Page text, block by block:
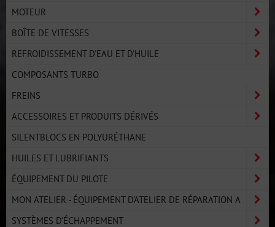
MOTEUR
BOÎTE DE VITESSES
REFROIDISSEMENT D'EAU ET D'HUILE
COMPOSANTS TURBO
FREINS
ACCESSOIRES ET PRODUITS DÉRIVÉS
SILENTBLOCS EN POLYURÉTHANE
HUILES ET LUBRIFIANTS
ÉQUIPEMENT DU PILOTE
MON ATELIER - ÉQUIPEMENT D'ATELIER DE RÉPARATION A
SYSTÈMES D'ÉCHAPPEMENT